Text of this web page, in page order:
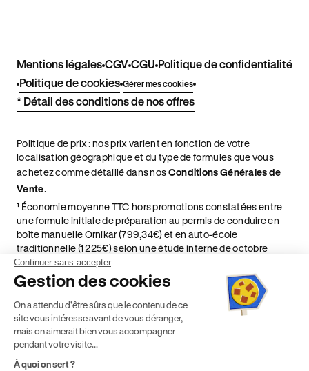
Mentions légales CGV CGU Politique de confidentialité
Politique de cookies Gérer mes cookies
* Détail des conditions de nos offres
Politique de prix : nos prix varient en fonction de votre
localisation géographique et du type de formules que vous
achetez comme détaillé dans nosConditions Générales de
Vente.
¹ Économie moyenne TTC hors promotions constatées entre
une formule initiale de préparation au permis de conduire en
boîte manuelle Ornikar (799,34€) et en auto-école
traditionnelle (1 225€) selon une étude interne de octobre
2024. Étude menée sur le marché des auto-écoles situées en
France métropolitaine & en outre-mer.
² Le prix de référence auquel est appliqué cette réduction
dépend de la zone géographique dans laquelle vous souhaitez
effectuer vos heures de conduite conformément à l'Article 6
de nos Conditions Générales de Vente
⁵ Montant du financement CPF variable selon les droits acquis
par chaque bénéficiaire. Exemple donné pour un titulaire
Continuer sans accepter
Gestion des cookies
On a attendu d'être sûrs que le contenu de ce
site vous intéresse avant de vous déranger,
mais on aimerait bien vous accompagner
pendant votre visite...
À quoi on sert ?